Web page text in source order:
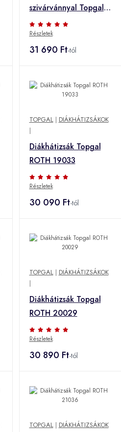
szivárvánnyal Topgal
SURI 22028
Részletek
31 690 Ft-tól
TOPGAL| DIÁKHÁTIZSÁKOK
|
Diákhátizsák Topgal
ROTH 19033
Részletek
30 090 Ft-tól
TOPGAL| DIÁKHÁTIZSÁKOK
|
Diákhátizsák Topgal
ROTH 20029
Részletek
30 890 Ft-tól
TOPGAL| DIÁKHÁTIZSÁKOK